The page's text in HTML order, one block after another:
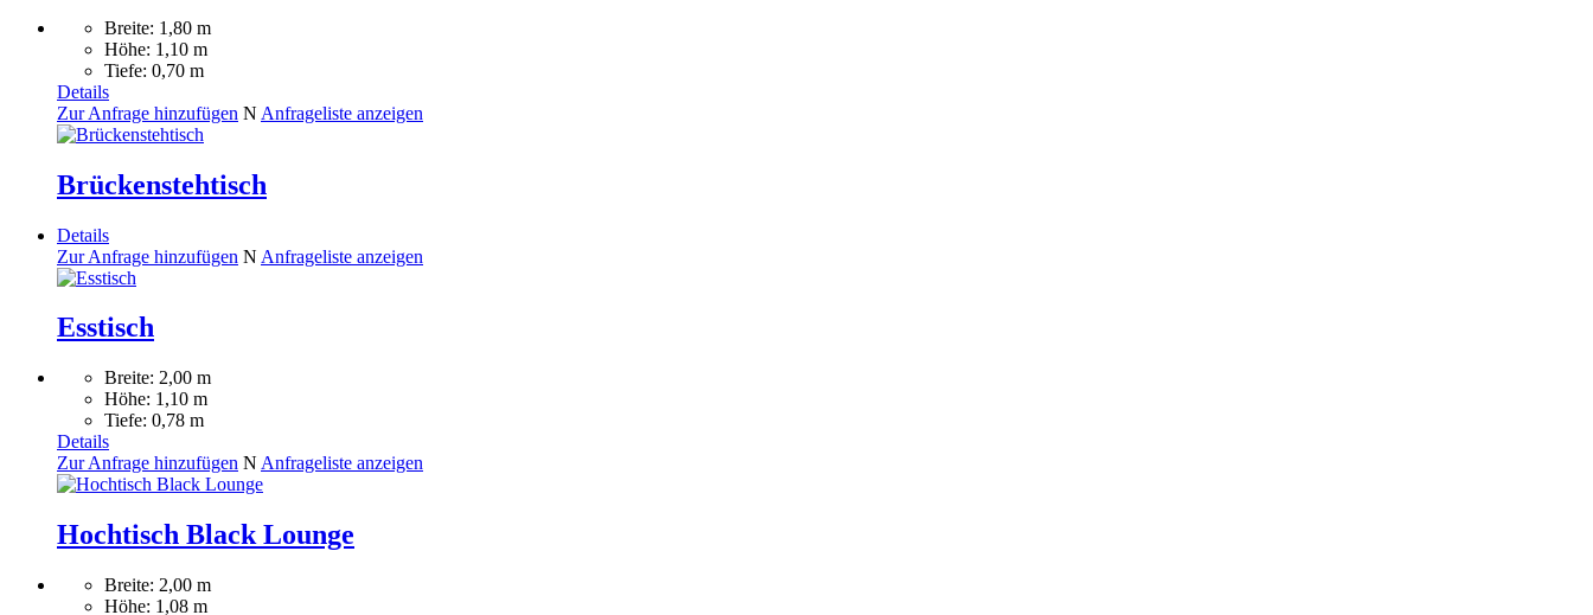
Breite: 1,80 m
Höhe: 1,10 m
Tiefe: 0,70 m
Details
Zur Anfrage hinzufügen N Anfrageliste anzeigen
Brückenstehtisch
Details
Zur Anfrage hinzufügen N Anfrageliste anzeigen
Esstisch
Breite: 2,00 m
Höhe: 1,10 m
Tiefe: 0,78 m
Details
Zur Anfrage hinzufügen N Anfrageliste anzeigen
Hochtisch Black Lounge
Breite: 2,00 m
Höhe: 1,08 m